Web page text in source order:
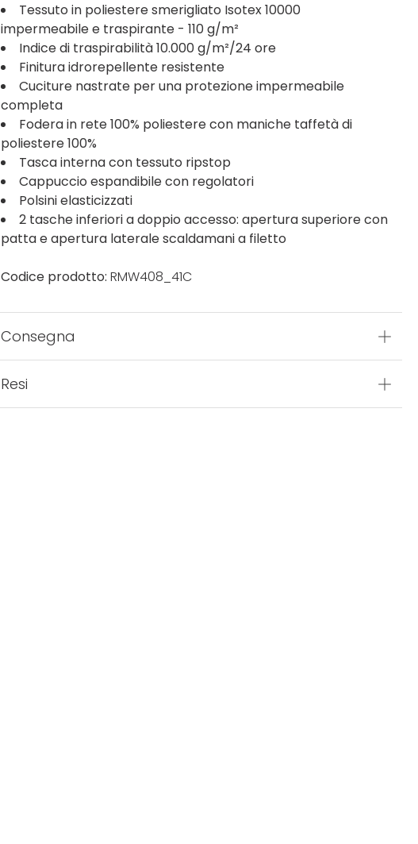
Tessuto in poliestere smerigliato Isotex 10000
impermeabile e traspirante - 110 g/m²
Indice di traspirabilità 10.000 g/m²/24 ore
Finitura idrorepellente resistente
Cuciture nastrate per una protezione impermeabile
completa
Fodera in rete 100% poliestere con maniche taffetà di
poliestere 100%
Tasca interna con tessuto ripstop
Cappuccio espandibile con regolatori
Polsini elasticizzati
2 tasche inferiori a doppio accesso: apertura superiore con
patta e apertura laterale scaldamani a filetto
Codice prodotto: RMW408_41C
Consegna
Resi